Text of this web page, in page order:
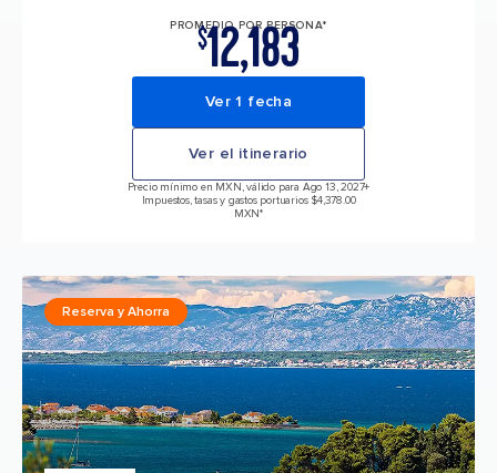
PROMEDIO POR PERSONA*
$12,183
Ver 1 fecha
Ver el itinerario
Precio mínimo en MXN, válido para Ago 13, 2027+
Impuestos, tasas y gastos portuarios $4,378.00
MXN*
Reserva y Ahorra